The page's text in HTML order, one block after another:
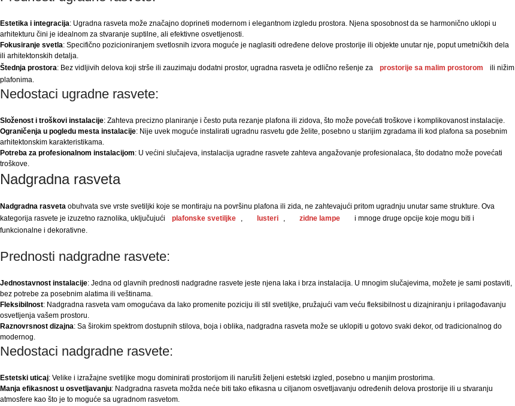
Estetika i integracija: Ugradna rasveta može značajno doprineti modernom i elegantnom izgledu prostora. Njena sposobnost da se harmonično uklopi u
arhitekturu čini je idealnom za stvaranje suptilne, ali efektivne osvetljenosti.
Fokusiranje svetla: Specifično pozicioniranjem svetlosnih izvora moguće je naglasiti određene delove prostorije ili objekte unutar nje, poput umetničkih dela
ili arhitektonskih detalja.
Štednja prostora: Bez vidljivih delova koji strše ili zauzimaju dodatni prostor, ugradna rasveta je odlično rešenje za prostorije sa malim prostorom
ili nižim
plafonima.
Nedostaci ugradne rasvete:
Složenost i troškovi instalacije: Zahteva precizno planiranje i često puta rezanje plafona ili zidova, što može povećati troškove i komplikovanost instalacije.
Ograničenja u pogledu mesta instalacije: Nije uvek moguće instalirati ugradnu rasvetu gde želite, posebno u starijim zgradama ili kod plafona sa posebnim
arhitektonskim karakteristikama.
Potreba za profesionalnom instalacijom: U većini slučajeva, instalacija ugradne rasvete zahteva angažovanje profesionalaca, što dodatno može povećati
troškove.
Nadgradna rasveta
Nadgradna rasveta obuhvata sve vrste svetiljki koje se montiraju na površinu plafona ili zida, ne zahtevajući pritom ugradnju unutar same strukture. Ova
kategorija rasvete je izuzetno raznolika, uključujući
plafonske svetiljke , lusteri , zidne lampe
i mnoge druge opcije koje mogu biti i
funkcionalne i dekorativne.
Prednosti nadgradne rasvete:
Jednostavnost instalacije: Jedna od glavnih prednosti nadgradne rasvete jeste njena laka i brza instalacija. U mnogim slučajevima, možete je sami postaviti,
bez potrebe za posebnim alatima ili veštinama.
Fleksibilnost: Nadgradna rasveta vam omogućava da lako promenite poziciju ili stil svetiljke, pružajući vam veću fleksibilnost u dizajniranju i prilagođavanju
osvetljenja vašem prostoru.
Raznovrsnost dizajna: Sa širokim spektrom dostupnih stilova, boja i oblika, nadgradna rasveta može se uklopiti u gotovo svaki dekor, od tradicionalnog do
modernog.
Nedostaci nadgradne rasvete:
Estetski uticaj: Velike i izražajne svetiljke mogu dominirati prostorijom ili narušiti željeni estetski izgled, posebno u manjim prostorima.
Manja efikasnost u osvetljavanju: Nadgradna rasveta možda neće biti tako efikasna u ciljanom osvetljavanju određenih delova prostorije ili u stvaranju
atmosfere kao što je to moguće sa ugradnom rasvetom.